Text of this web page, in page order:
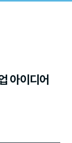
아이디어